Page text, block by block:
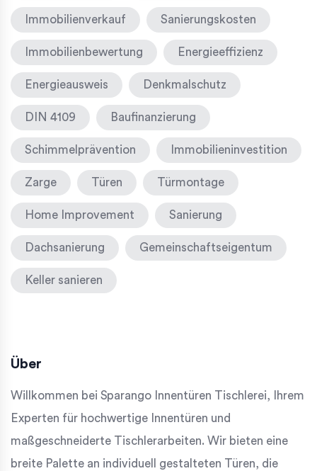
Immobilienverkauf Sanierungskosten
Immobilienbewertung Energieeffizienz
Energieausweis Denkmalschutz
DIN 4109 Baufinanzierung
Schimmelprävention Immobilieninvestition
Zarge Türen Türmontage
Home Improvement Sanierung
Dachsanierung Gemeinschaftseigentum
Keller sanieren
Über
Willkommen bei Sparango Innentüren Tischlerei, Ihrem
Experten für hochwertige Innentüren und
maßgeschneiderte Tischlerarbeiten. Wir bieten eine
breite Palette an individuell gestalteten Türen, die